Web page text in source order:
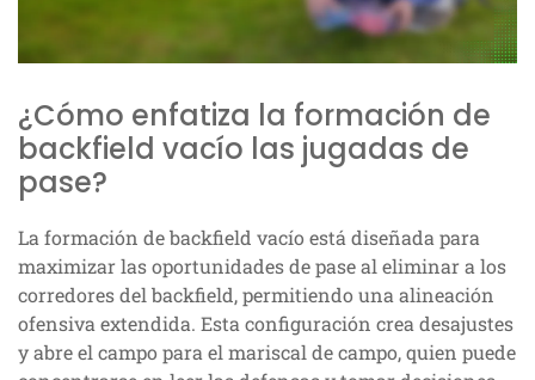
¿Cómo enfatiza la formación de
backfield vacío las jugadas de
pase?
La formación de backfield vacío está diseñada para
maximizar las oportunidades de pase al eliminar a los
corredores del backfield, permitiendo una alineación
ofensiva extendida. Esta configuración crea desajustes
y abre el campo para el mariscal de campo, quien puede